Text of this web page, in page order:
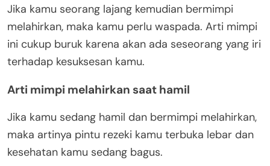
Jika kamu seorang lajang kemudian bermimpi
melahirkan, maka kamu perlu waspada. Arti mimpi
ini cukup buruk karena akan ada seseorang yang iri
terhadap kesuksesan kamu.
Arti mimpi melahirkan saat hamil
Jika kamu sedang hamil dan bermimpi melahirkan,
maka artinya pintu rezeki kamu terbuka lebar dan
kesehatan kamu sedang bagus.